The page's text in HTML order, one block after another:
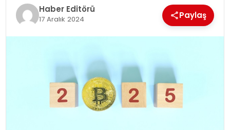
Haber Editörü
17 Aralık 2024 Paylaş